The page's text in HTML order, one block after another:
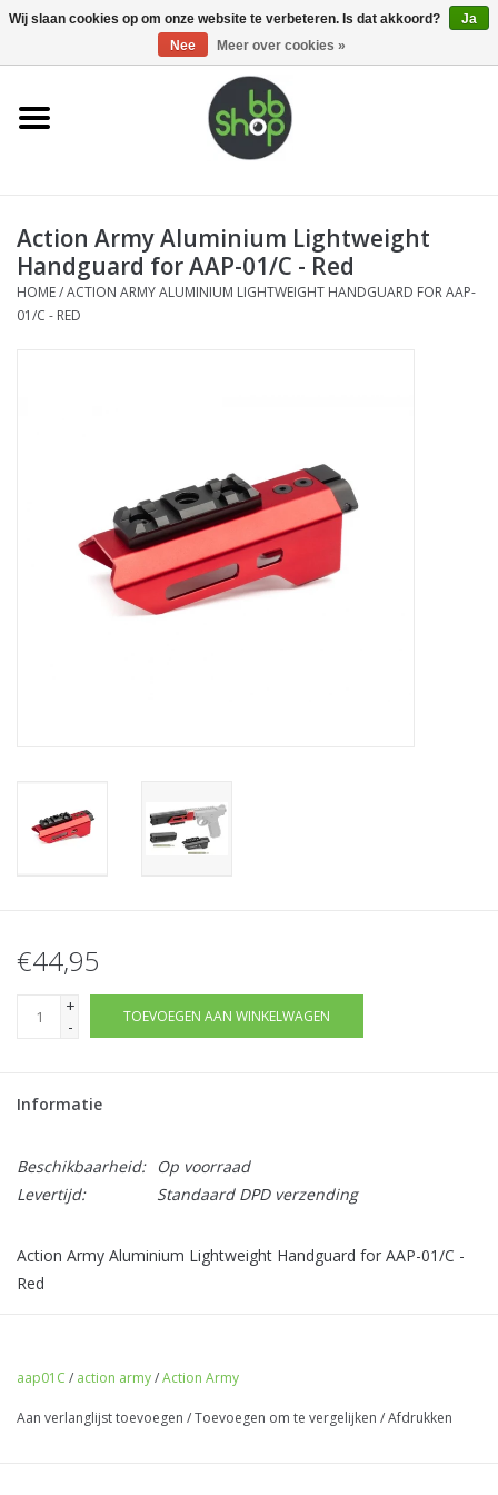
0 Artikelen - €0,00
Home
Supplies
Airsoft guns
Tactical Equipment
Action Army Aluminium Lightweight
Handguard for AAP-01/C - Red
HOME/ACTION ARMY ALUMINIUM LIGHTWEIGHT HANDGUARD FOR AAP-
01/C - RED
€44,95
+
-
TOEVOEGEN AAN WINKELWAGEN
Informatie
Beschikbaarheid:
Op voorraad
Levertijd:
Standaard DPD verzending
Action Army Aluminium Lightweight Handguard for AAP-01/C -
Red
aap01C / action army/Action Army
Aan verlanglijst toevoegen /Toevoegen om te vergelijken /Afdrukken
Wij slaan cookies op om onze website te verbeteren. Is dat akkoord?
Ja
Nee
Meer over cookies »